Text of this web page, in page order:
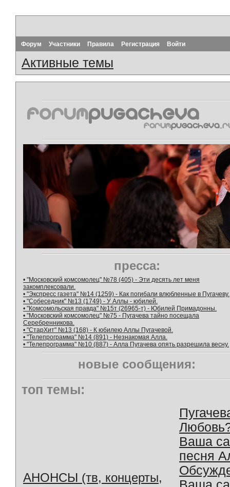
Форум Участники Правила Регистрация Войти
Активные темы
пресса:
• "Московский комсомолец" №78 (405) - Эти десять лет меня
закомплексовали.
• "Экспресс газета" №14 (1259) - Как погибали влюбленные в Пугачеву.
• "Собеседник" №13 (1749) - У Аллы - юбилей.
• "Комсомольская правда" №15т (26965-т) - Юбилей Примадонны.
• "Московский комсомолец" №75 - Пугачева тайно посещала
Серебренникова.
• "СтарХит" №13 (168) - К юбилею Аллы Пугачевой.
• "Телепрограмма" №14 (891) - Незнакомая Алла.
• "Телепрограмма" №10 (887) - Алла Пугачева опять разрешила весну.
новые сообщения:
топ темы:
АНОНСЫ (тв, концерты,
Ваша
песня